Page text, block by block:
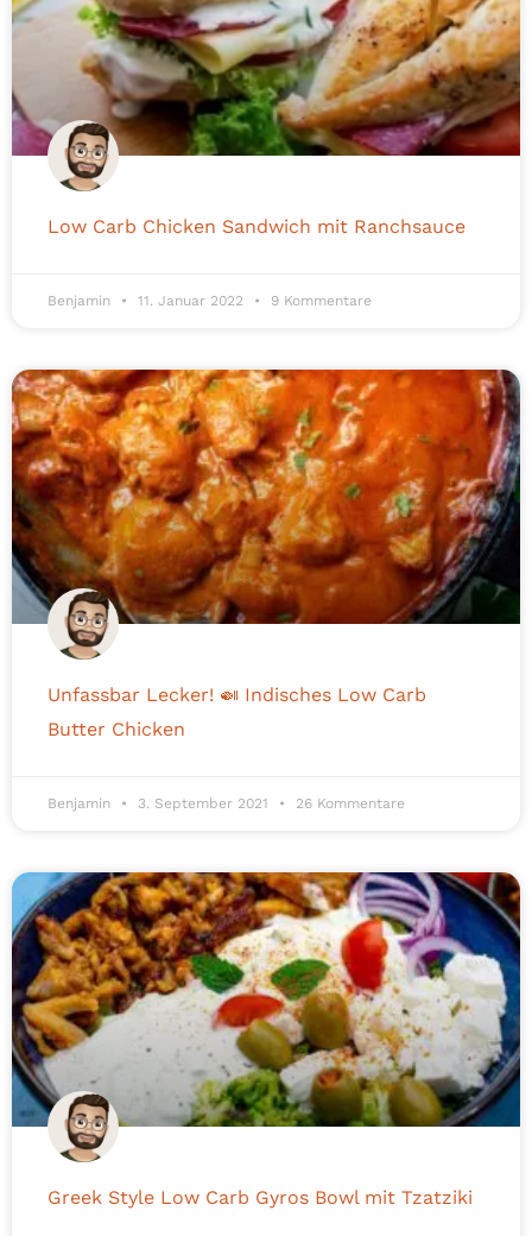
Low Carb Chicken Sandwich mit Ranchsauce
Benjamin 11. Januar 2022 9 Kommentare
Unfassbar Lecker! 🍛 Indisches Low Carb
Butter Chicken
Benjamin 3. September 2021 26 Kommentare
Greek Style Low Carb Gyros Bowl mit Tzatziki